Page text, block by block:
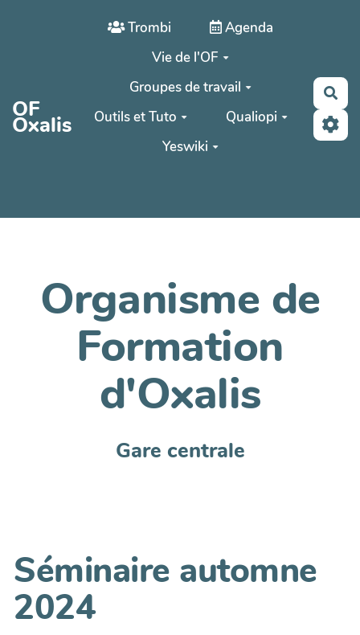
Aller au contenu principal
OF
Oxalis
Trombi
Agenda
Vie de l'OF
Groupes de travail
Outils et Tuto
Qualiopi
Yeswiki
Organisme de
Formation
d'Oxalis
Gare centrale
Séminaire automne
2024